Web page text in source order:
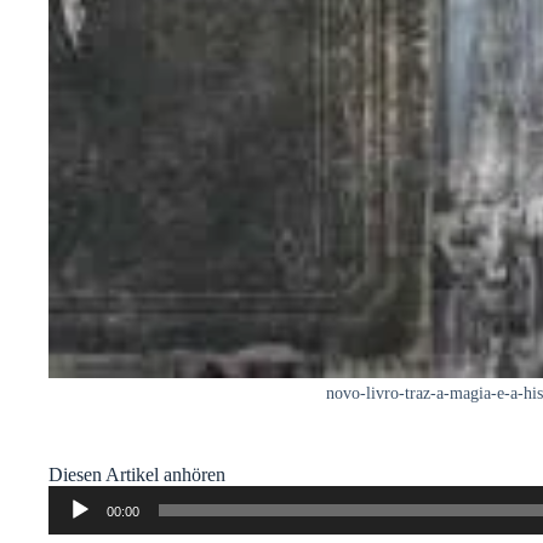
novo-livro-traz-a-magia-e-a-
Diesen Artikel anhören
Audio-
Player
00:00